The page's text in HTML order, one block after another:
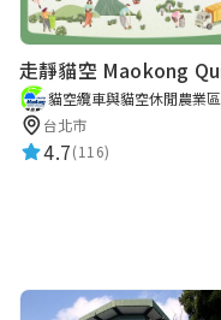
貓空纜車與貓空休閒農業區
台北市
4.7(116)